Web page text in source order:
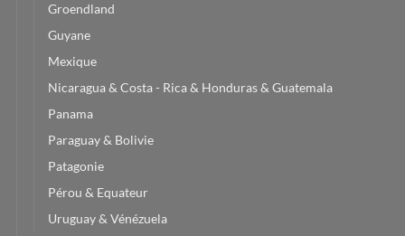
Groendland
Guyane
Mexique
Nicaragua & Costa - Rica & Honduras & Guatemala
Panama
Paraguay & Bolivie
Patagonie
Pérou & Equateur
Uruguay & Vénézuela